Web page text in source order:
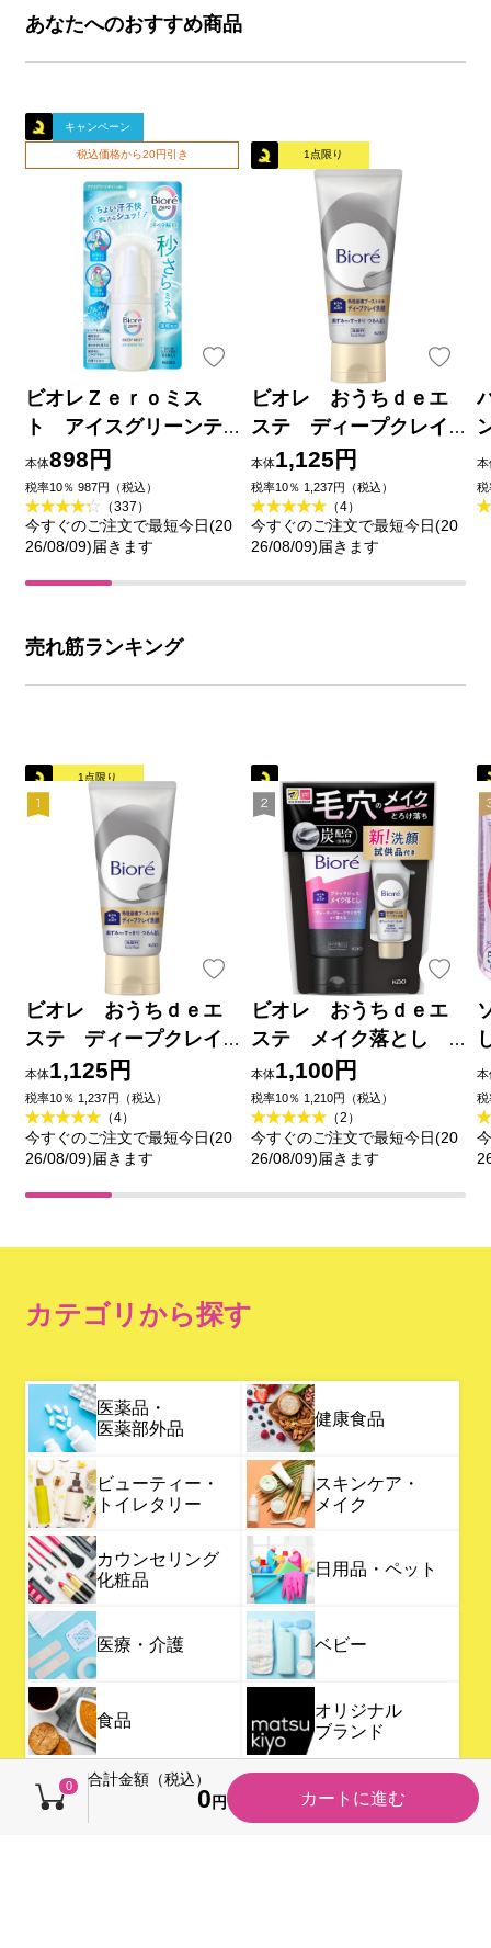
0 合計金額（税込）
0 円 カートに進む
あなたへのおすすめ商品
キャンペーン
税込価格から20円引き
ビオレＺｅｒｏミス
ト アイスグリーンテ
ィーの香り ６０ｍＬ 花
王
本体898円
税率10％ 987円（税込）
（337）
今すぐのご注文で最短今日(20
26/08/09)届きます
1点限り
ビオレ おうちｄｅエ
ステ ディープクレイ
洗顔 １８０ｇ 花王
本体1,125円
税率10％ 1,237円（税込）
（4）
今すぐのご注文で最短今日(20
26/08/09)届きます
本
税
売れ筋ランキング
1点限り
ビオレ おうちｄｅエ
ステ ディープクレイ
洗顔 １８０ｇ 花王
本体1,125円
税率10％ 1,237円（税込）
（4）
今すぐのご注文で最短今日(20
26/08/09)届きます
ビオレ おうちｄｅエ
ステ メイク落とし
ブラックジェル クレ
イ試供品セット ２００
ｇ＋２０ｇ 花王
本体1,100円
税率10％ 1,210円（税込）
（2）
今すぐのご注文で最短今日(20
26/08/09)届きます
本
税
カテゴリから探す
医薬品・
医薬部外品
健康食品
ビューティー・
トイレタリー
スキンケア・
メイク
カウンセリング
化粧品
日用品・ペット
医療・介護 ベビー
食品
オリジナル
ブランド